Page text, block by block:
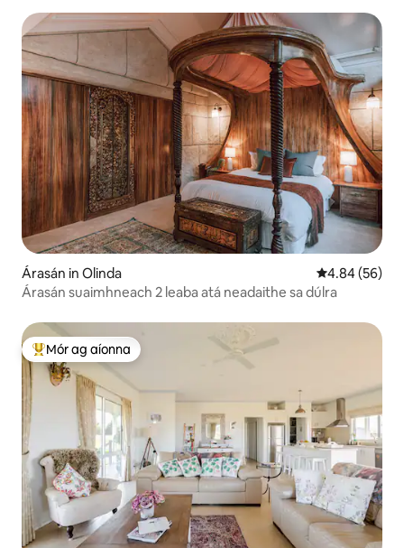
Árasán in Olinda Meánrátáil
4.84 (56)
Árasán suaimhneach 2 leaba atá neadaithe sa dúlra
An-mhór ag aíonna
Mór ag aíonna